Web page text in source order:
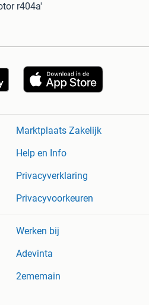
r404a'
Marktplaats Zakelijk
Help en Info
Privacyverklaring
Privacyvoorkeuren
Werken bij
Adevinta
2ememain